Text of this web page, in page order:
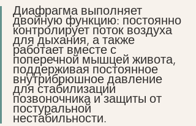
Диафрагма выполняет
двойную функцию: постоянно
контролирует поток воздуха
для дыхания, а также
работает вместе с
поперечной мышцей живота,
поддерживая постоянное
внутрибрюшное давление
для стабилизации
позвоночника и защиты от
постуральной
нестабильности.